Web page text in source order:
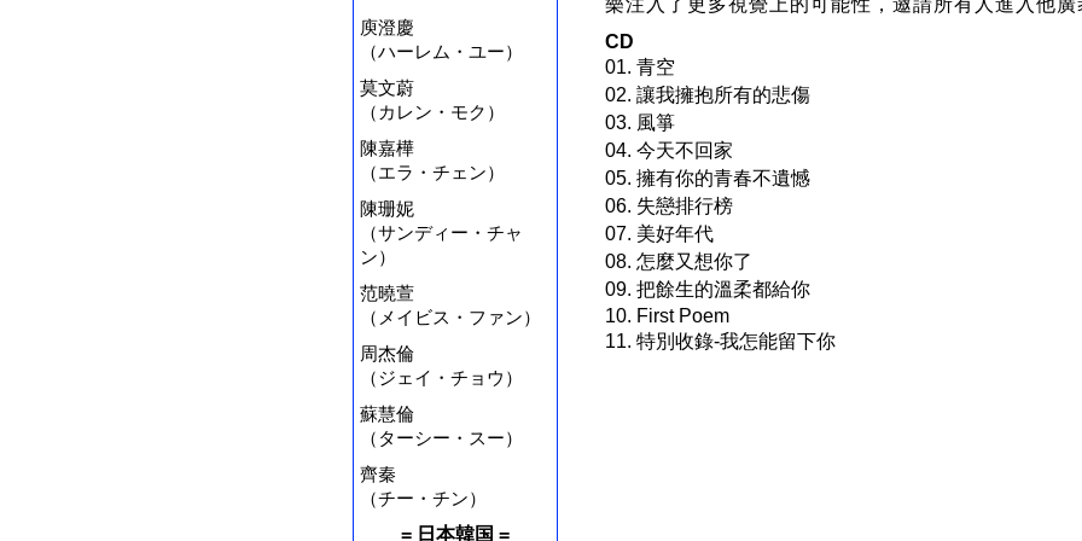
庾澄慶
（ハーレム・ユー）
莫文蔚
（カレン・モク）
陳嘉樺
（エラ・チェン）
陳珊妮
（サンディー・チャ
ン）
范曉萱
（メイビス・ファン）
周杰倫
（ジェイ・チョウ）
蘇慧倫
（ターシー・スー）
齊秦
（チー・チン）
= 日本韓国 =
樂注入了更多視覺上的可能性，邀請所有人進入他廣
CD
01. 青空
02. 讓我擁抱所有的悲傷
03. 風箏
04. 今天不回家
05. 擁有你的青春不遺憾
06. 失戀排行榜
07. 美好年代
08. 怎麼又想你了
09. 把餘生的溫柔都給你
10. First Poem
11. 特別收錄-我怎能留下你